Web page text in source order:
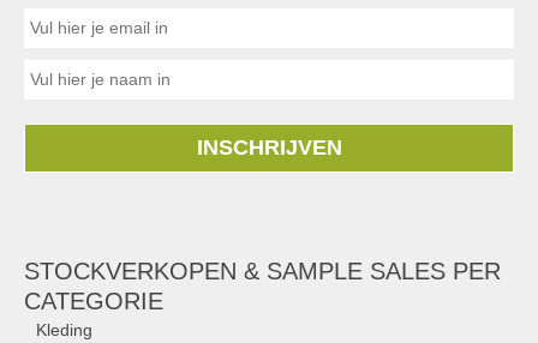
INSCHRIJVEN
STOCKVERKOPEN & SAMPLE SALES PER
CATEGORIE
Kleding